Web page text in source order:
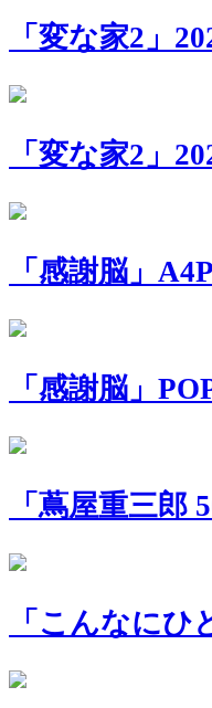
「変な家2」
「変な家2」
「感謝脳」
「感謝脳」
「蔦屋重三郎
「こんなにひ